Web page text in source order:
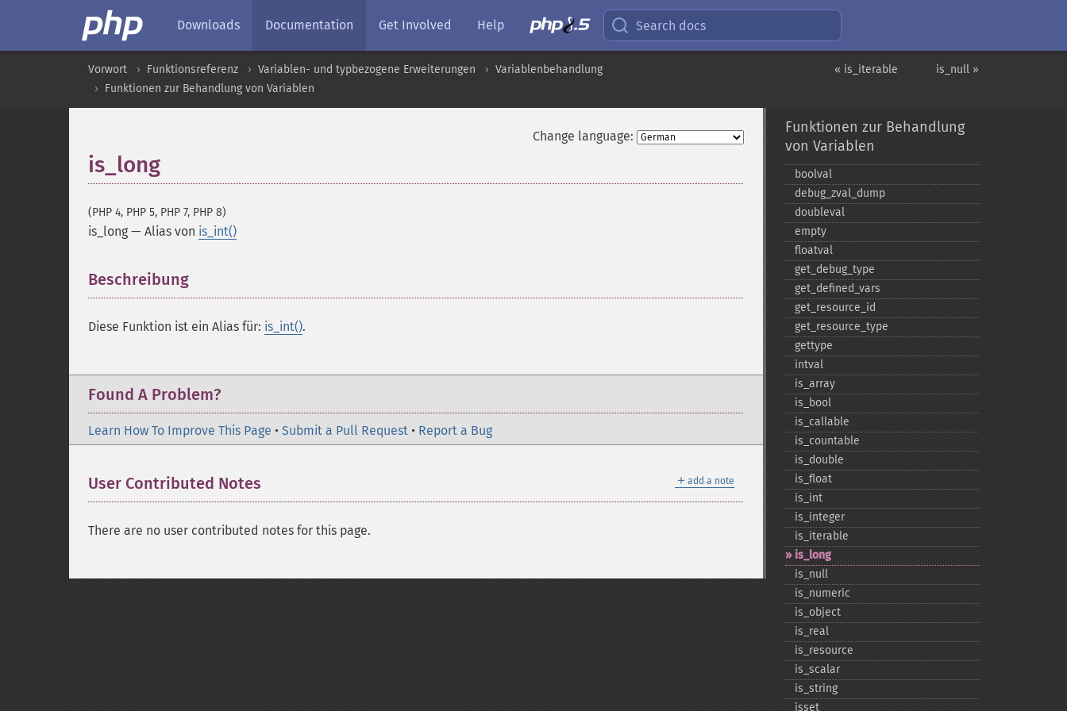
Downloads Documentation Get Involved Help Search docs
is_null »
« is_iterable
Vorwort Funktionsreferenz Variablen- und typbezogene Erweiterungen
Variablenbehandlung
Funktionen zur Behandlung von Variablen
Change language:
is_long
(PHP 4, PHP 5, PHP 7, PHP 8)
is_long — Alias von is_int()
Beschreibung
Diese Funktion ist ein Alias für: is_int().
Found A Problem?
Learn How To Improve This Page • Submit a Pull Request • Report a Bug
＋ add a note
User Contributed Notes
There are no user contributed notes for this page.
Funktionen zur Behandlung
von Variablen
boolval
debug_​zval_​dump
doubleval
empty
floatval
get_​debug_​type
get_​defined_​vars
get_​resource_​id
get_​resource_​type
gettype
intval
is_​array
is_​bool
is_​callable
is_​countable
is_​double
is_​float
is_​int
is_​integer
is_​iterable
is_​long
is_​null
is_​numeric
is_​object
is_​real
is_​resource
is_​scalar
is_​string
isset